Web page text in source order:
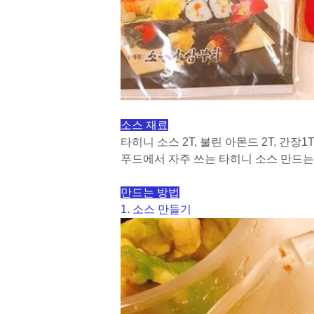
소스 재료
타히니 소스 2T, 불린 아몬드 2T, 간장
푸드에서 자주 쓰는 타히니 소스 만드
만드는 방법
1. 소스 만들기